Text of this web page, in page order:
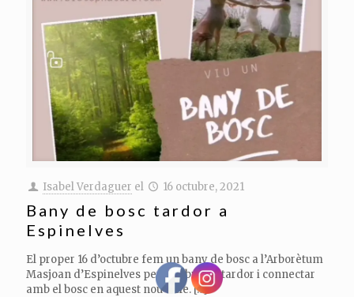
Isabel Verdaguer el 16 octubre, 2021
Bany de bosc tardor a
Espinelves
El proper 16 d’octubre fem un bany de bosc a l’Arborètum
Masjoan d’Espinelves per celebrar la tardor i connectar
amb el bosc en aquest nou cicle.[…]